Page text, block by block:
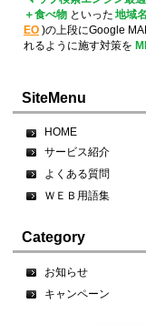
＋食べ物 といった 地域
EO )の上段にGoogle
れるように施す対策を
SiteMenu
HOME
サービス紹介
よくある質問
ＷＥＢ用語集
Category
お知らせ
キャンペーン